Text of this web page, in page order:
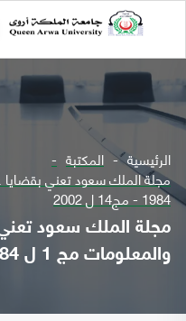
الرئيسية المكتبة
1984 - مج14 ل 2002
مجلة الملك سعود
والمعلومات مج 1 ل 1984 - مج14 ل 2002